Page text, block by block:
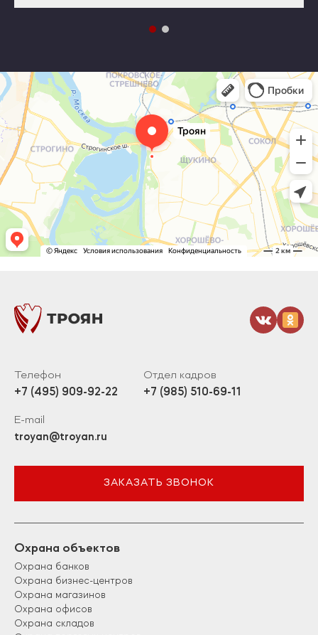
Телефон
+7 (495) 909-92-22
Отдел кадров
+7 (985) 510-69-11
E-mail
troyan@troyan.ru
ЗАКАЗАТЬ ЗВОНОК
Охрана объектов
Охрана банков
Охрана бизнес-центров
Охрана магазинов
Охрана офисов
Охрана складов